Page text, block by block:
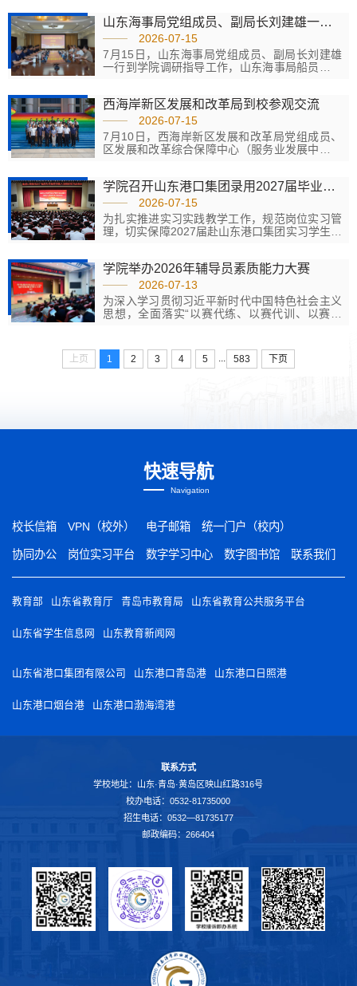
字媒体类教材开发实践》...
委副书记、纪委书记王海蛟及相关部室负责人陪
同参观并参加座谈。此次调研旨在系统检验《职
业教育法》修订以来实施成效，客观反映法定职
责落实和相关配套制度建设情况，为推动职业教
育高质量发展和完善法律制度提供决策参考。调
山东海事局党组成员、副局长刘建雄一行来校调研指导
2026-07-15
7月15日，山东海事局党组成员、副局长刘建雄
一行到学院调研指导工作，山东海事局船员管理
研。学院党委副书记、院长赵庆松，党委委员、
副院长周灌中及现代航海学院相关负责同志参加
调研活动。调研中，刘建雄副局长一行走访参观
学院产教融合大厅和航海模拟器实训中心，实地
察看学校办学硬件设施、实训育人条件、校园环
西海岸新区发展和改革局到校参观交流
2026-07-15
7月10日，西海岸新区发展和改革局党组成员、
区发展和改革综合保障中心（服务业发展中心）
院发展规划部部长房坤及相关人员陪同接待。此
次调研旨在学习学校产教融合、校企协同育人的
先进经验，实地了解山东港口产教融合型企业建
设的实践成果与创新探索。调研组先后参观了山
东港口产教融合大厅、大机实训场地，吕楠详细
学院召开山东港口集团录用2027届毕业生岗位实习动员大会
2026-07-15
为扎实推进实习实践教学工作，规范岗位实习管
理，切实保障2027届赴山东港口集团实习学生实
会。学院党委委员、副院长、工会主席吕楠出席
会议，各二级学院党总支副书记、分管实习工作
领导，发展规划部、教学工作部主要负责同志、
实习指导教师代表及2027届全体赴山东港口集团
岗位实习学生参会，本次会议由发展规划部部长
学院举办2026年辅导员素质能力大赛
2026-07-13
为深入学习贯彻习近平新时代中国特色社会主义
思想，全面落实“以赛代练、以赛代训、以赛促
导员素质能力大赛，着力推动辅导员队伍向专业
化、职业化、专家化方向迈进。大赛设置基础知
上页 1 2 3 4 5 ... 583 下页
快速导航
Navigation
校长信箱 VPN（校外） 电子邮箱 统一门户（校内）
协同办公 岗位实习平台 数字学习中心 数字图书馆 联系我们
教育部 山东省教育厅 青岛市教育局 山东省教育公共服务平台
山东省学生信息网 山东教育新闻网
山东省港口集团有限公司 山东港口青岛港 山东港口日照港
山东港口烟台港 山东港口渤海湾港
联系方式
学校地址：山东·青岛·黄岛区映山红路316号
校办电话：0532-81735000
招生电话：0532—81735177
邮政编码：266404